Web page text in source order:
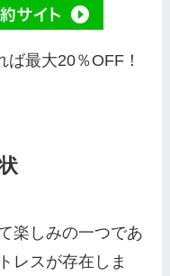
最大20％OFF！
楽しみの一つであ
レスが存在しま